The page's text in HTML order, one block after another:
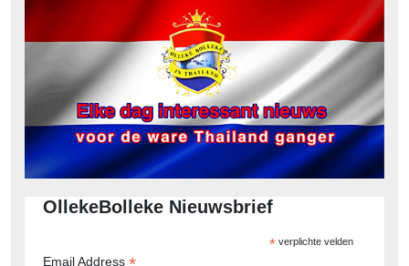
OllekeBolleke Nieuwsbrief
*verplichte velden
Email Address